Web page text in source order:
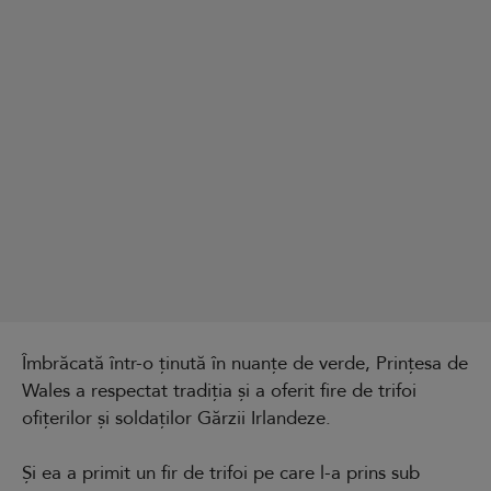
Îmbrăcată într-o ținută în nuanțe de verde, Prințesa de
Wales a respectat tradiția și a oferit fire de trifoi
ofițerilor și soldaților Gărzii Irlandeze.
Și ea a primit un fir de trifoi pe care l-a prins sub